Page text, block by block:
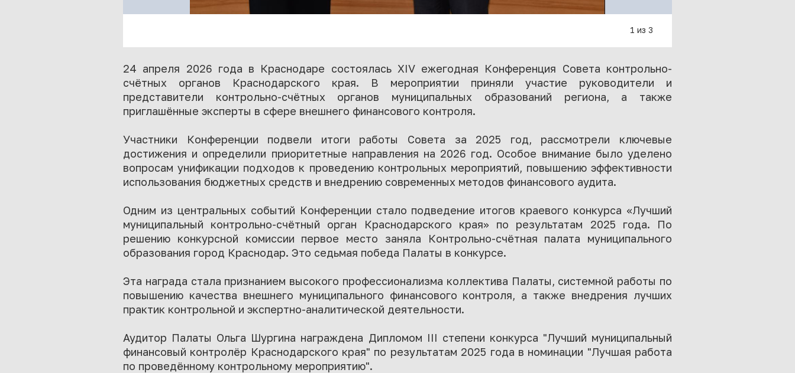
1 из 3
24 апреля 2026 года в Краснодаре состоялась XIV ежегодная Конференция Совета контрольно-
счётных органов Краснодарского края. В мероприятии приняли участие руководители и
представители контрольно-счётных органов муниципальных образований региона, а также
приглашённые эксперты в сфере внешнего финансового контроля.
Участники Конференции подвели итоги работы Совета за 2025 год, рассмотрели ключевые
достижения и определили приоритетные направления на 2026 год. Особое внимание было уделено
вопросам унификации подходов к проведению контрольных мероприятий, повышению эффективности
использования бюджетных средств и внедрению современных методов финансового аудита.
Одним из центральных событий Конференции стало подведение итогов краевого конкурса «Лучший
муниципальный контрольно-счётный орган Краснодарского края» по результатам 2025 года. По
решению конкурсной комиссии первое место заняла Контрольно-счётная палата муниципального
образования город Краснодар. Это седьмая победа Палаты в конкурсе.
Эта награда стала признанием высокого профессионализма коллектива Палаты, системной работы по
повышению качества внешнего муниципального финансового контроля, а также внедрения лучших
практик контрольной и экспертно-аналитической деятельности.
Аудитор Палаты Ольга Шургина награждена Дипломом III cтепени конкурса "Лучший муниципальный
финансовый контролёр Краснодарского края" по результатам 2025 года в номинации "Лучшая работа
по проведённому контрольному мероприятию".